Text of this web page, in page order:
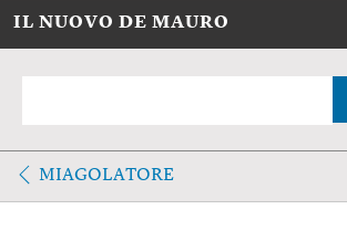
IL NUOVO DE MAURO
MIAGOLATORE